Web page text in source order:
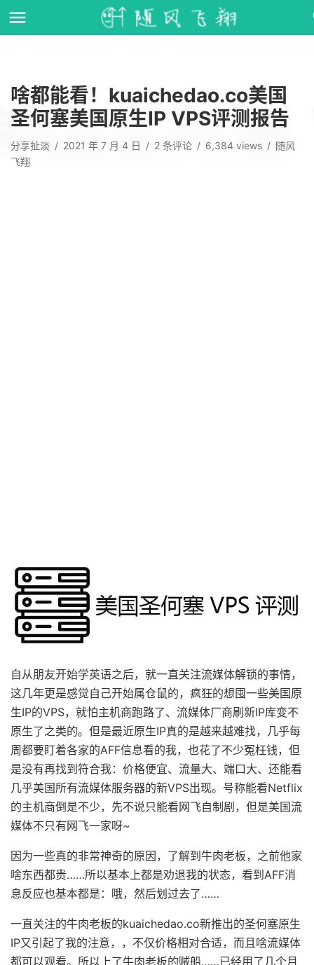
啥都能看！kuaichedao.co美国
圣何塞美国原生IP VPS评测报告
分享扯淡 / 2021 年 7 月 4 日 / 2 条评论 / 6,384 views / 随风
飞翔
自从朋友开始学英语之后，就一直关注流媒体解锁的事情，
这几年更是感觉自己开始属仓鼠的，疯狂的想囤一些美国原
生IP的VPS，就怕主机商跑路了、流媒体厂商刷新IP库变不
原生了之类的。但是最近原生IP真的是越来越难找，几乎每
周都要盯着各家的AFF信息看的我，也花了不少冤枉钱，但
是没有再找到符合我：价格便宜、流量大、端口大、还能看
几乎美国所有流媒体服务器的新VPS出现。号称能看Netflix
的主机商倒是不少，先不说只能看网飞自制剧，但是美国流
媒体不只有网飞一家呀~
因为一些真的非常神奇的原因，了解到牛肉老板，之前他家
啥东西都贵……所以基本上都是劝退我的状态，看到AFF消
息反应也基本都是：哦，然后划过去了……
一直关注的牛肉老板的kuaichedao.co新推出的圣何塞原生
IP又引起了我的注意，，不仅价格相对合适，而且啥流媒体
都可以观看。所以上了牛肉老板的贼船……已经用了几个月